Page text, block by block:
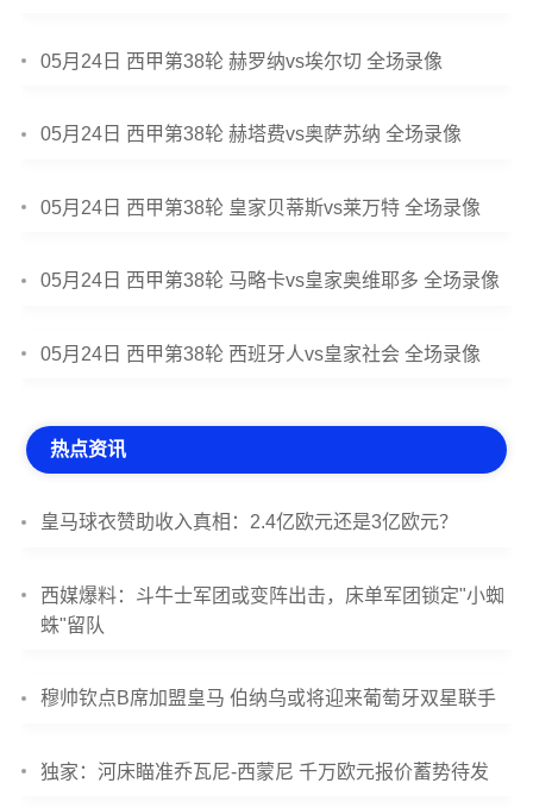
05月24日 西甲第38轮 赫罗纳vs埃尔切 全场录像
05月24日 西甲第38轮 赫塔费vs奥萨苏纳 全场录像
05月24日 西甲第38轮 皇家贝蒂斯vs莱万特 全场录像
05月24日 西甲第38轮 马略卡vs皇家奥维耶多 全场录像
05月24日 西甲第38轮 西班牙人vs皇家社会 全场录像
热点资讯
皇马球衣赞助收入真相：2.4亿欧元还是3亿欧元？
西媒爆料：斗牛士军团或变阵出击，床单军团锁定"小蜘
蛛"留队
穆帅钦点B席加盟皇马 伯纳乌或将迎来葡萄牙双星联手
独家：河床瞄准乔瓦尼-西蒙尼 千万欧元报价蓄势待发